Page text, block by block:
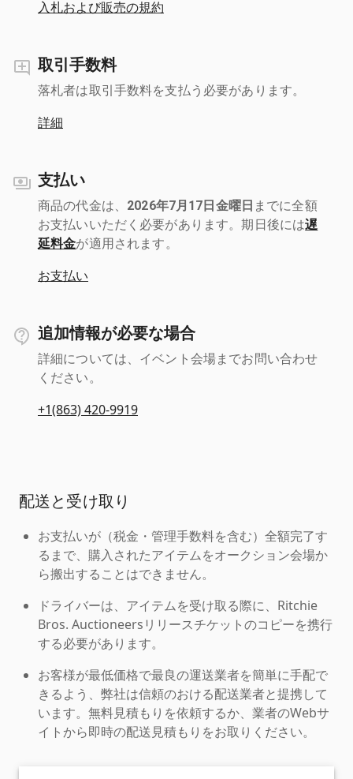
入札および販売の規約
取引手数料
落札者は取引手数料を支払う必要があります。
詳細
支払い
商品の代金は、 2026年7月17日金曜日 までに全額
お支払いいただく必要があります。期日後には遅
延料金が適用されます。
お支払い
追加情報が必要な場合
詳細については、イベント会場までお問い合わせ
ください。
+1(863) 420-9919
配送と受け取り
お支払いが（税金・管理手数料を含む）全額完了す
るまで、購入されたアイテムをオークション会場か
ら搬出することはできません。
ドライバーは、アイテムを受け取る際に、Ritchie
Bros. Auctioneersリリースチケットのコピーを携行
する必要があります。
お客様が最低価格で最良の運送業者を簡単に手配で
きるよう、弊社は信頼のおける配送業者と提携して
います。無料見積もりを依頼するか、業者のWebサ
イトから即時の配送見積もりをお取りください。